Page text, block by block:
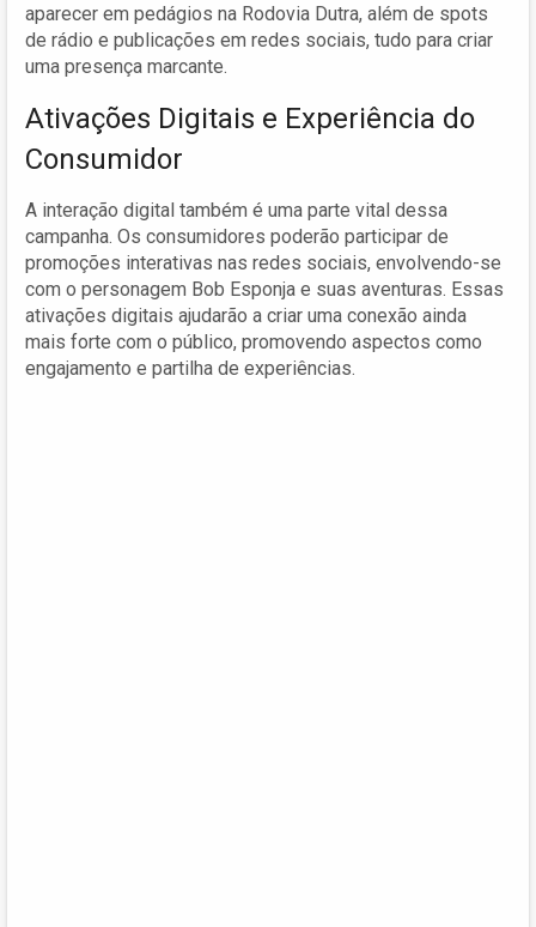
aparecer em pedágios na Rodovia Dutra, além de spots
de rádio e publicações em redes sociais, tudo para criar
uma presença marcante.
Ativações Digitais e Experiência do
Consumidor
A interação digital também é uma parte vital dessa
campanha. Os consumidores poderão participar de
promoções interativas nas redes sociais, envolvendo-se
com o personagem Bob Esponja e suas aventuras. Essas
ativações digitais ajudarão a criar uma conexão ainda
mais forte com o público, promovendo aspectos como
engajamento e partilha de experiências.